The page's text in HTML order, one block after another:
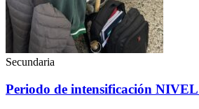
Secundaria
Periodo de intensificación